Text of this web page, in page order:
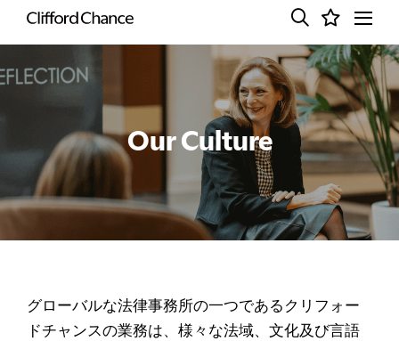
Our Culture
グローバルな法律事務所の一つであるクリフォー
ドチャンスの業務は、様々な法域、文化及び言語